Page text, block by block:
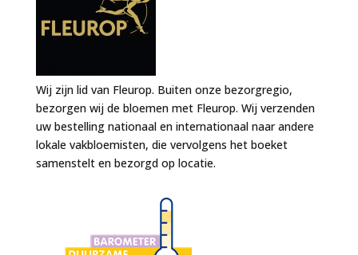
Wij zijn lid van Fleurop. Buiten onze bezorgregio,
bezorgen wij de bloemen met Fleurop. Wij verzenden
uw bestelling nationaal en internationaal naar andere
lokale vakbloemisten, die vervolgens het boeket
samenstelt en bezorgd op locatie.